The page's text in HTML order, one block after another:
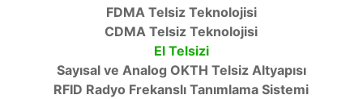
FDMA Telsiz Teknolojisi
CDMA Telsiz Teknolojisi
El Telsizi
Sayısal ve Analog OKTH Telsiz Altyapısı
RFID Radyo Frekanslı Tanımlama Sistemi